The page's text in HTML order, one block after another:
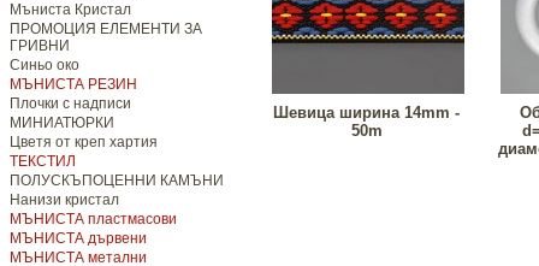
Мъниста Кристал
ПРОМОЦИЯ ЕЛЕМЕНТИ ЗА
ГРИВНИ
Синьо око
МЪНИСТА РЕЗИН
Плочки с надписи
МИНИАТЮРКИ
Цветя от креп хартия
ТЕКСТИЛ
ПОЛУСКЪПОЦЕННИ КАМЪНИ
Нанизи кристал
МЪНИСТА пластмасови
МЪНИСТА дървени
МЪНИСТА метални
Шевица ширина 14mm -
50m